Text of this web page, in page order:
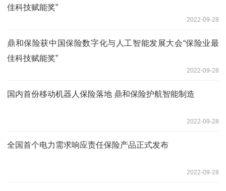
佳科技赋能奖”
2022-09-28
鼎和保险获中国保险数字化与人工智能发展大会“保险业最
佳科技赋能奖”
2022-09-28
国内首份移动机器人保险落地 鼎和保险护航智能制造
2022-09-28
​全国首个电力需求响应责任保险产品正式发布
2022-09-28